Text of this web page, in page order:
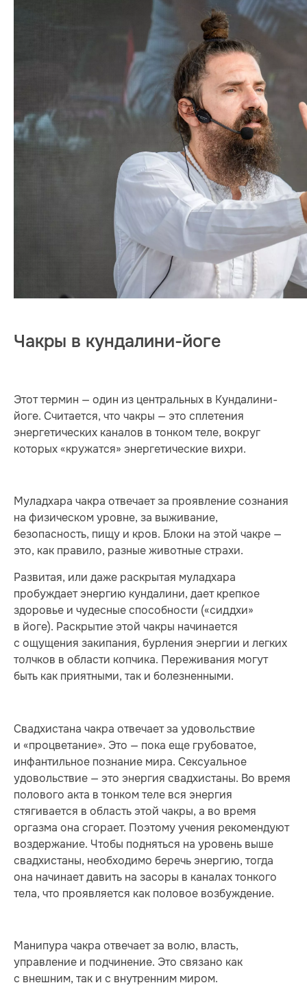
Чакры в кундалини-йоге
Этот термин — один из центральных в Кундалини-
йоге. Считается, что чакры — это сплетения
энергетических каналов в тонком теле, вокруг
которых «кружатся» энергетические вихри.
Муладхара чакра отвечает за проявление сознания
на физическом уровне, за выживание,
безопасность, пищу и кров. Блоки на этой чакре —
это, как правило, разные животные страхи.
Развитая, или даже раскрытая муладхара
пробуждает энергию кундалини, дает крепкое
здоровье и чудесные способности («сиддхи»
в йоге). Раскрытие этой чакры начинается
с ощущения закипания, бурления энергии и легких
толчков в области копчика. Переживания могут
быть как приятными, так и болезненными.
Свадхистана чакра отвечает за удовольствие
и «процветание». Это — пока еще грубоватое,
инфантильное познание мира. Сексуальное
удовольствие — это энергия свадхистаны. Во время
полового акта в тонком теле вся энергия
стягивается в область этой чакры, а во время
оргазма она сгорает. Поэтому учения рекомендуют
воздержание. Чтобы подняться на уровень выше
свадхистаны, необходимо беречь энергию, тогда
она начинает давить на засоры в каналах тонкого
тела, что проявляется как половое возбуждение.
Манипура чакра отвечает за волю, власть,
управление и подчинение. Это связано как
с внешним, так и с внутренним миром.